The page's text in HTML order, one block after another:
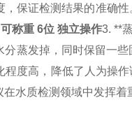
保证检测结果的准确
称重 6位 独立操作3. **
蒸发掉，同时保留一
程度高，降低了人为操作
水质检测领域中发挥